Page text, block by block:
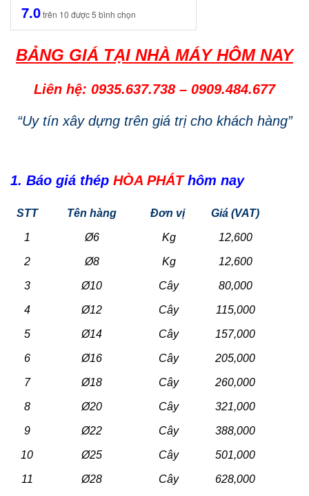
7.0trên 10 được5 bình chọn
BẢNG GIÁ TẠI NHÀ MÁY HÔM NAY
Liên hệ: 0935.637.738 – 0909.484.677
“Uy tín xây dựng trên giá trị cho khách hàng”
1. Báo giá thép HÒA PHÁThôm nay
STT Tên hàng Đơn vị Giá (VAT)
1 Ø6 Kg 12,600
2 Ø8 Kg 12,600
3 Ø10 Cây 80,000
4 Ø12 Cây 115,000
5 Ø14 Cây 157,000
6 Ø16 Cây 205,000
7 Ø18 Cây 260,000
8 Ø20 Cây 321,000
9 Ø22 Cây 388,000
10 Ø25 Cây 501,000
11 Ø28 Cây 628,000